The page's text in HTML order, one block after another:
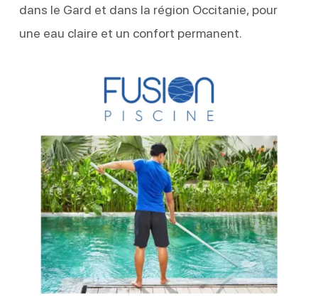
dans le Gard et dans la région Occitanie, pour
une eau claire et un confort permanent.